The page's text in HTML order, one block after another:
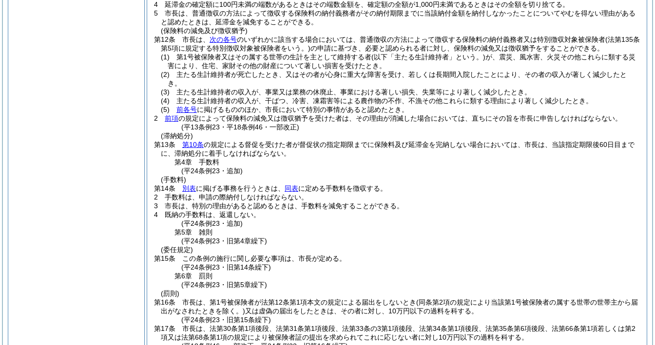
4
延滞金の確定額に100円未満の端数があるときはその端数金額を、確定額の全額が1,000円未満であるときはその全額を切り捨てる。
5
市長は、普通徴収の方法によって徴収する保険料の納付義務者がその納付期限までに当該納付金額を納付しなかったことについてやむを得ない理由がある
と認めたときは、延滞金を減免することができる。
(保険料の減免及び徴収猶予)
第12条
市長は、 次の各号のいずれかに該当する場合においては、普通徴収の方法によって徴収する保険料の納付義務者又は特別徴収対象被保険者(法第135条
第5項に規定する特別徴収対象被保険者をいう。)の申請に基づき、必要と認められる者に対し、保険料の減免又は徴収猶予をすることができる。
(1)
第1号被保険者又はその属する世帯の生計を主として維持する者(以下「主たる生計維持者」という。)が、震災、風水害、火災その他これらに類する災
害により、住宅、家財その他の財産について著しい損害を受けたとき。
(2)
主たる生計維持者が死亡したとき、又はその者が心身に重大な障害を受け、若しくは長期間入院したことにより、その者の収入が著しく減少したと
き。
(3)
主たる生計維持者の収入が、事業又は業務の休廃止、事業における著しい損失、失業等により著しく減少したとき。
(4)
主たる生計維持者の収入が、干ばつ、冷害、凍霜害等による農作物の不作、不漁その他これらに類する理由により著しく減少したとき。
(5)
前各号に掲げるもののほか、市長において特別の事情があると認めたとき。
2
前項の規定によって保険料の減免又は徴収猶予を受けた者は、その理由が消滅した場合においては、直ちにその旨を市長に申告しなければならない。
(平13条例23・平18条例46・一部改正)
(滞納処分)
第13条
第10条の規定による督促を受けた者が督促状の指定期限までに保険料及び延滞金を完納しない場合においては、市長は、当該指定期限後60日目まで
に、滞納処分に着手しなければならない。
第4章
手数料
(平24条例23・追加)
(手数料)
第14条
別表に掲げる事務を行うときは、 同表に定める手数料を徴収する。
2
手数料は、申請の際納付しなければならない。
3
市長は、特別の理由があると認めるときは、手数料を減免することができる。
4
既納の手数料は、返還しない。
(平24条例23・追加)
第5章
雑則
(平24条例23・旧第4章繰下)
(委任規定)
第15条
この条例の施行に関し必要な事項は、市長が定める。
(平24条例23・旧第14条繰下)
第6章
罰則
(平24条例23・旧第5章繰下)
(罰則)
第16条
市長は、第1号被保険者が法第12条第1項本文の規定による届出をしないとき(同条第2項の規定により当該第1号被保険者の属する世帯の世帯主から届
出がなされたときを除く。)又は虚偽の届出をしたときは、その者に対し、10万円以下の過料を科する。
(平24条例23・旧第15条繰下)
第17条
市長は、法第30条第1項後段、法第31条第1項後段、法第33条の3第1項後段、法第34条第1項後段、法第35条第6項後段、法第66条第1項若しくは第2
項又は法第68条第1項の規定により被保険者証の提出を求められてこれに応じない者に対し10万円以下の過料を科する。